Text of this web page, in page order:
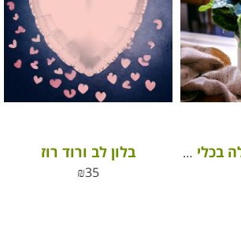
רקפת פורחת גדולה בכלי קרמיקה מהודר
בלון לב ורוד רוז
₪35